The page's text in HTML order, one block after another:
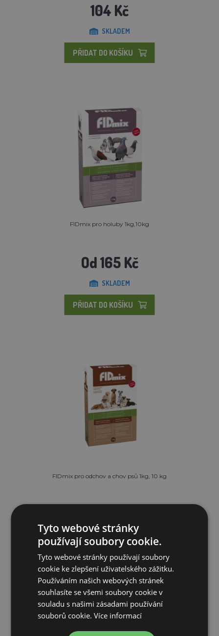
104 Kč
SKLADEM
PŘIDAT DO KOŠÍKU
FIDmix pro holuby 1kg,10kg
Od 165 Kč
SKLADEM
PŘIDAT DO KOŠÍKU
FIDmix pro odchov a chov psů 1kg, 10 kg
PŘIDAT DO KOŠÍKU
Tyto webové stránky
používají soubory cookie.
Tyto webové stránky používají soubory
cookie ke zlepšení uživatelského zážitku.
Používáním našich webových stránek
souhlasíte se všemi soubory cookie v
souladu s našimi zásadami používání
souborů cookie.Více informací